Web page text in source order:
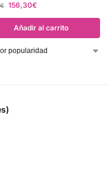
€ 156,30€
Añadir al carrito